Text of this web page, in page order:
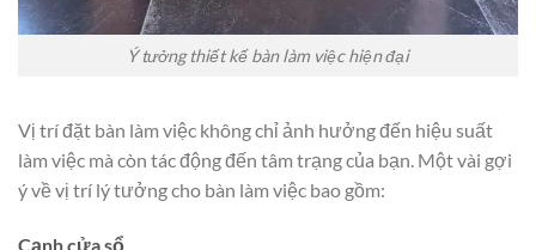
Ý tưởng thiết kế bàn làm việc hiện đại
Vị trí đặt bàn làm việc không chỉ ảnh hưởng đến hiệu suất
làm việc mà còn tác động đến tâm trạng của bạn. Một vài gợi
ý về vị trí lý tưởng cho bàn làm việc bao gồm:
Cạnh cửa sổ